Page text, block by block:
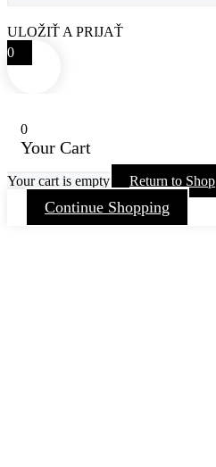
ULOŽIŤ A PRIJAŤ
0
0
Your Cart
Your cart is empty Return to Shop
Continue Shopping